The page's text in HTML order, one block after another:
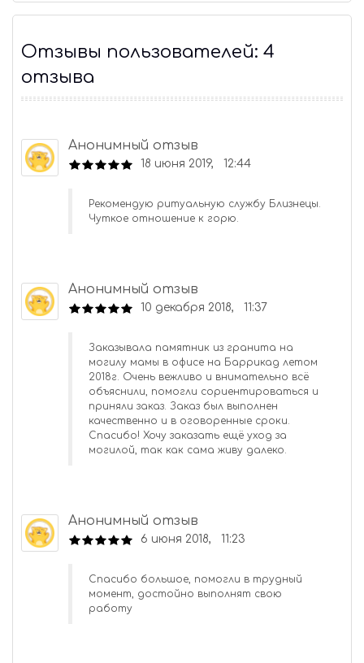
Отзывы пользователей: 4
отзыва
Анонимный отзыв
18 июня 2019, 12:44
Рекомендую ритуальную службу Близнецы.
Чуткое отношение к горю.
Анонимный отзыв
10 декабря 2018, 11:37
Заказывала памятник из гранита на
могилу мамы в офисе на Баррикад летом
2018г. Очень вежливо и внимательно всё
объяснили, помогли сориентироваться и
приняли заказ. Заказ был выполнен
качественно и в оговоренные сроки.
Спасибо! Хочу заказать ещё уход за
могилой, так как сама живу далеко.
Анонимный отзыв
6 июня 2018, 11:23
Спасибо большое, помогли в трудный
момент, достойно выполнят свою
работу